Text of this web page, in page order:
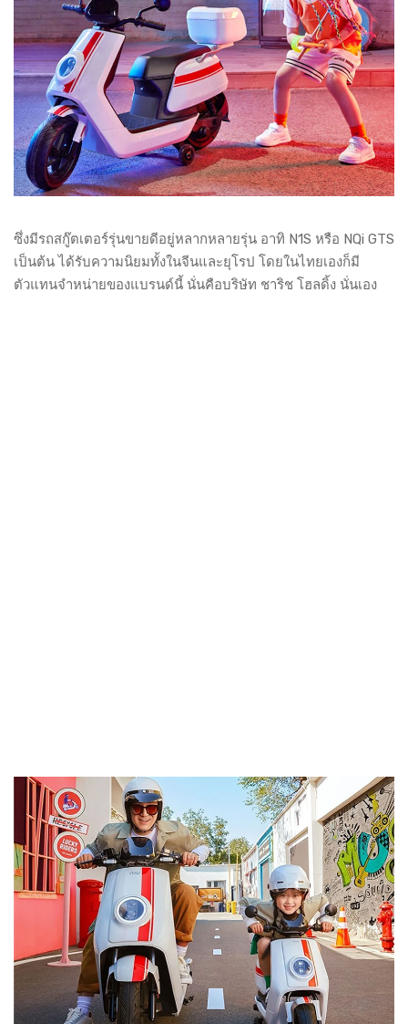
ซึ่งมีรถสกู๊ตเตอร์รุ่นขายดีอยู่หลากหลายรุ่น อาทิ N1S หรือ NQi GTS
เป็นต้น ได้รับความนิยมทั้งในจีนและยุโรป โดยในไทยเองก็มี
ตัวแทนจำหน่ายของแบรนด์นี้ นั่นคือบริษัท ชาริช โฮลดิ้ง นั่นเอง